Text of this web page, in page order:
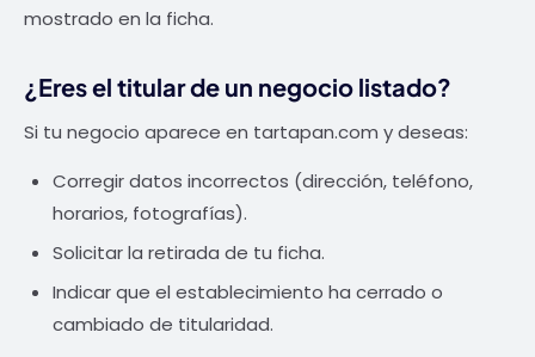
mostrado en la ficha.
¿Eres el titular de un negocio listado?
Si tu negocio aparece en tartapan.com y deseas:
Corregir datos incorrectos (dirección, teléfono,
horarios, fotografías).
Solicitar la retirada de tu ficha.
Indicar que el establecimiento ha cerrado o
cambiado de titularidad.